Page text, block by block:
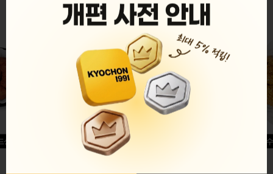
글윙
반반순살[레드+허니]
허니옥